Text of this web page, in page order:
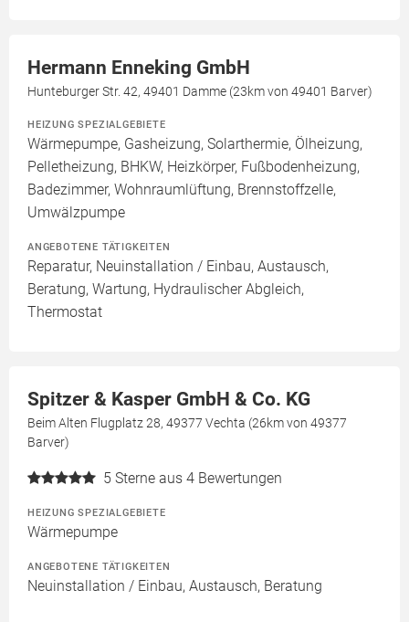
Hermann Enneking GmbH
Hunteburger Str. 42, 49401 Damme (23km von 49401 Barver)
HEIZUNG SPEZIALGEBIETE
Wärmepumpe, Gasheizung, Solarthermie, Ölheizung,
Pelletheizung, BHKW, Heizkörper, Fußbodenheizung,
Badezimmer, Wohnraumlüftung, Brennstoffzelle,
Umwälzpumpe
ANGEBOTENE TÄTIGKEITEN
Reparatur, Neuinstallation / Einbau, Austausch,
Beratung, Wartung, Hydraulischer Abgleich,
Thermostat
Spitzer & Kasper GmbH & Co. KG
Beim Alten Flugplatz 28, 49377 Vechta (26km von 49377
Barver)
5 Sterne aus 4 Bewertungen
HEIZUNG SPEZIALGEBIETE
Wärmepumpe
ANGEBOTENE TÄTIGKEITEN
Neuinstallation / Einbau, Austausch, Beratung